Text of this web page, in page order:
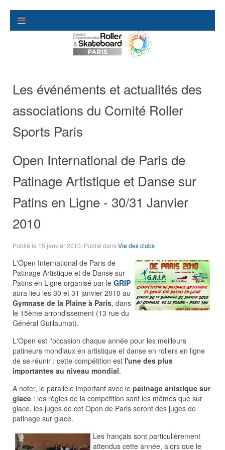
Les événéments et actualités des
associations du Comité Roller
Sports Paris
Open International de Paris de
Patinage Artistique et Danse sur
Patins en Ligne - 30/31 Janvier
2010
Publié le 15 janvier 2010 . Publié dansVie des clubs
L'Open International de Paris de
Patinage Artistique et de Danse sur
Patins en Ligne organisé par le GRIP
aura lieu les 30 et 31 janvier 2010 au
Gymnase de la Plaine à Paris, dans
le 15ème arrondissement (13 rue du
Général Guillaumat).
L'Open est l'occasion chaque année pour les meilleurs
patineurs mondiaux en artistique et danse en rollers en ligne
de se réunir : cette compétition est l'une des plus
importantes au niveau mondial.
A noter, le parallèle important avec le patinage artistique sur
glace : les règles de la compétition sont les mêmes que sur
glace, les juges de cet Open de Paris seront des juges de
patinage sur glace.
Les français sont particulièrement
attendus cette année, alors que le